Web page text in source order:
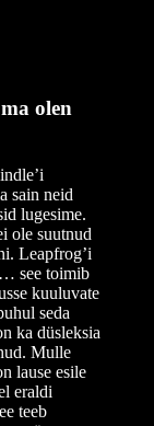
olen
sain neid
lugesime.
ole suutnud
Leapfrog’i
see toimib
kuuluvate
seda
ka düsleksia
Mulle
lause esile
eraldi
teeb